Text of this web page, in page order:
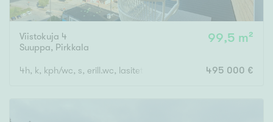
Viistokuja 4
Suuppa, Pirkkala
99,5 m²
4h, k, kph/wc, s, erill.wc, lasitettu parveke 495 000 €